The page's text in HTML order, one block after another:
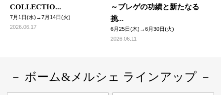
COLLECTIO...
7月1日(水)→7月14日(火)
2026.06.17
～ブレゲの功績と新たなる
挑...
6月25日(木)→6月30日(火)
2026.06.11
－ ボーム&メルシェ ラインアップ －